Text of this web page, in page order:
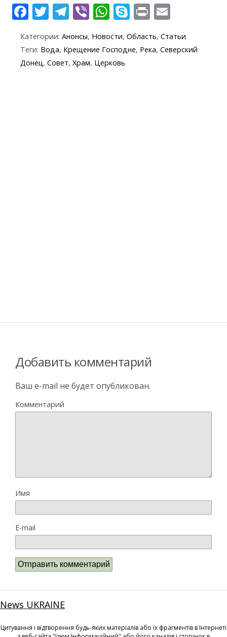
F
e
b
T
itt
er
T
e
gr
Vi
er
W
at
s
S
k
y
p
Pr
t ai
Категории: Анонсы, Новости, Область, Статьи
Теги: Вода, Крещение Господне, Река, Северский
Донец, Совет, Храм, Церковь
Добавить комментарий
Ваш e-mail не будет опубликован.
Комментарий
Имя
E-mail
News UKRAINE
Цитування і відтворення будь-яких матеріалів або їх фрагментів в Інтернеті